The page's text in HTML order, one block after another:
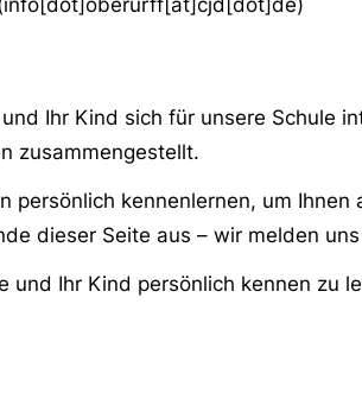
Ihr Kind sich für unsere Schule
zusammengestellt.
persönlich kennenlernen, um
dieser Seite aus – wir melden
und Ihr Kind persönlich kennen zu